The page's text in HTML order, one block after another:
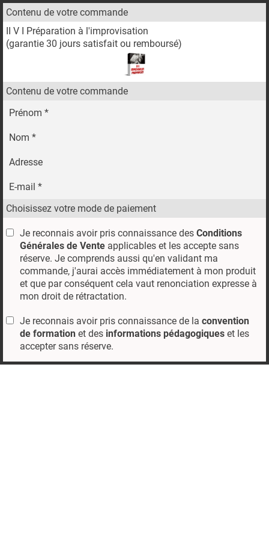
Contenu de votre commande
II V I Préparation à l'improvisation
(garantie 30 jours satisfait ou remboursé)
Contenu de votre commande
Prénom *
Nom *
Adresse
E-mail *
Choisissez votre mode de paiement
Je reconnais avoir pris connaissance des Conditions
Générales de Vente applicables et les accepte sans
réserve. Je comprends aussi qu'en validant ma
commande, j'aurai accès immédiatement à mon produit
et que par conséquent cela vaut renonciation expresse à
mon droit de rétractation.
Je reconnais avoir pris connaissance de la convention
de formation et des informations pédagogiques et les
accepter sans réserve.